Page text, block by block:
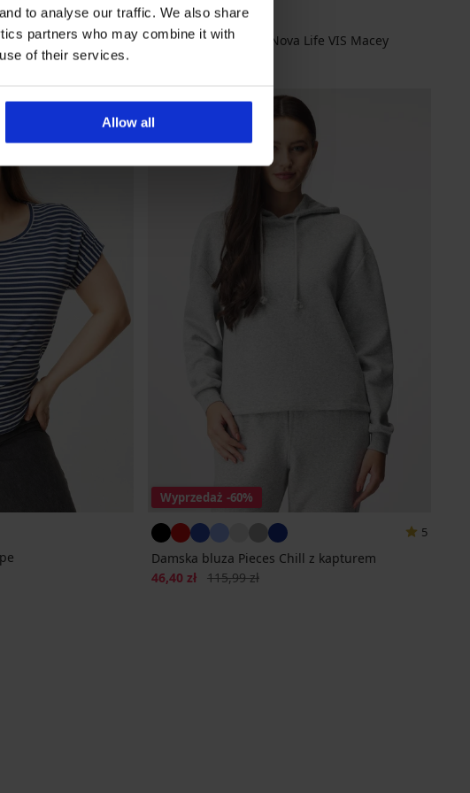
to analyse our traffic. We also share
partners who may combine it with
of their services.
Allow all
Sukienka ONLY ONLNova Life VIS Macey
Wyprzedaż -60%
5
Damska bluza Pieces Chill z kapturem
Zniżka
46,40 zł Pierwotna cena
115,99 zł